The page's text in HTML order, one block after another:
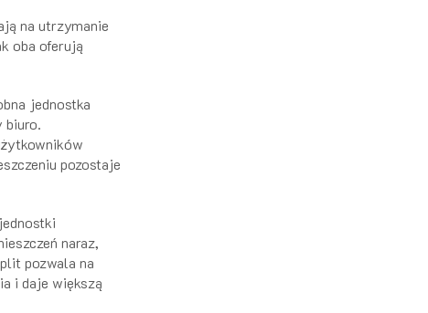
na utrzymanie
oba oferują
jednostka
biuro.
pozostaje
naraz,
pozwala na
i daje większą